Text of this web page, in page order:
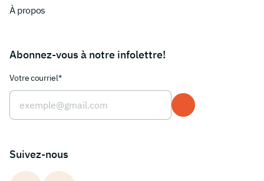
À propos
Abonnez-vous à notre infolettre!
Votre courriel*
Suivez-nous